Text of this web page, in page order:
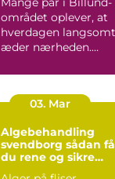
området oplever, at
hverdagen langsomt
æder nærheden.
praktisk...
03. Mar
Algebehandling
svendborg sådan får
du rene og sikre